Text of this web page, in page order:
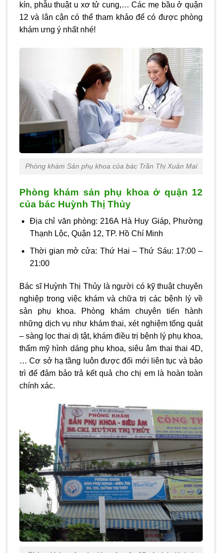
kín, phẫu thuật u xơ tử cung,… Các mẹ bầu ở quận
12 và lân cận có thể tham khảo để có được phòng
khám ưng ý nhất nhé!
Phòng khám Sản phụ khoa của bác Trần Thị Xuân Mai
Phòng khám sản phụ khoa ở quận 12
của bác Huỳnh Thị Thủy
Địa chỉ văn phòng: 216A Hà Huy Giáp, Phường
Thạnh Lộc, Quận 12, TP. Hồ Chí Minh
Thời gian mở cửa: Thứ Hai – Thứ Sáu: 17:00 –
21:00
Bác sĩ Huỳnh Thị Thủy là người có kỹ thuật chuyên
nghiệp trong việc khám và chữa trị các bệnh lý về
sản phụ khoa. Phòng khám chuyên tiến hành
những dịch vụ như khám thai, xét nghiệm tổng quát
– sàng lọc thai dị tật, khám điều trị bệnh lý phụ khoa,
thẩm mỹ hình dáng phụ khoa, siêu âm thai thai 4D,
… Cơ sở hạ tầng luôn được đổi mới liên tục và bảo
trì để đảm bảo trả kết quả cho chị em là hoàn toàn
chính xác.